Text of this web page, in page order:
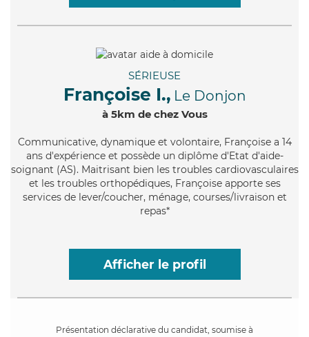
SÉRIEUSE
Françoise I., Le Donjon
à 5km de chez Vous
Communicative, dynamique et volontaire, Françoise a 14
ans d'expérience et possède un diplôme d'Etat d'aide-
soignant (AS). Maitrisant bien les troubles cardiovasculaires
et les troubles orthopédiques, Françoise apporte ses
services de lever/coucher, ménage, courses/livraison et
repas*
Afficher le profil
Présentation déclarative du candidat, soumise à